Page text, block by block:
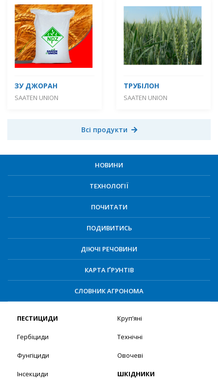
ЗУ ДЖОРАН
SAATEN UNION
ТРУБІЛОН
SAATEN UNION
Всі продукти
НОВИНИ
ТЕХНОЛОГІЇ
ПОЧИТАТИ
ПОДИВИТИСЬ
ДІЮЧІ РЕЧОВИНИ
КАРТА ҐРУНТІВ
СЛОВНИК АГРОНОМА
ПЕСТИЦИДИ
Гербіциди
Фунгіциди
Інсекциди
Круп’яні
Технічні
Овочеві
ШКІДНИКИ